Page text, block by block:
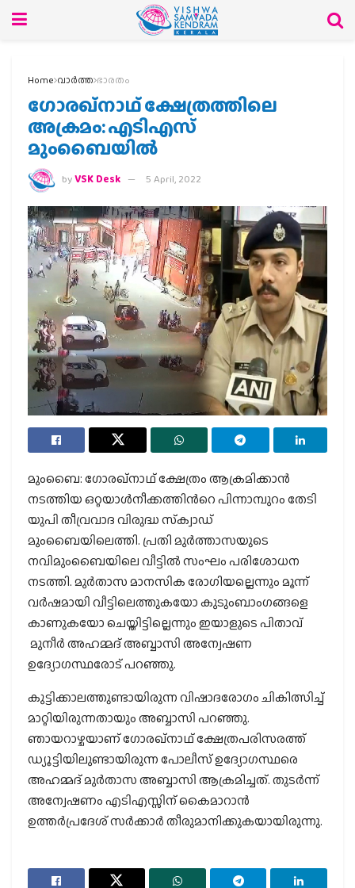
Home വാര്‍ത്ത ഭാരതം
ഗോരഖ്‌നാഥ് ക്ഷേത്രത്തിലെ
അക്രമം: എടിഎസ്
മുംബൈയില്‍
byVSK Desk 5 April, 2022
മുംബൈ: ഗോരഖ്നാഥ് ക്ഷേത്രം ആക്രമിക്കാന്‍
നടത്തിയ ഒറ്റയാള്‍നീക്കത്തിന്‍റെ പിന്നാമ്പുറം തേടി
യുപി തീവ്രവാദ വിരുദ്ധ സ്‌ക്വാഡ്
മുംബൈയിലെത്തി. പ്രതി മുര്‍ത്താസയുടെ
നവിമുംബൈയിലെ വീട്ടില്‍ സംഘം പരിശോധന
നടത്തി. മുര്‍താസ മാനസിക രോഗിയല്ലെന്നും മൂന്ന്
വര്‍ഷമായി വീട്ടിലെത്തുകയോ കുടുംബാംഗങ്ങളെ
കാണുകയോ ചെയ്തിട്ടില്ലെന്നും ഇയാളുടെ പിതാവ്
മുനീര്‍ അഹമ്മദ് അബ്ബാസി അന്വേഷണ
ഉദ്യോഗസ്ഥരോട് പറഞ്ഞു.
കുട്ടിക്കാലത്തുണ്ടായിരുന്ന വിഷാദരോഗം ചികിത്സിച്ച്
മാറ്റിയിരുന്നതായും അബ്ബാസി പറഞ്ഞു.
ഞായറാഴ്ചയാണ് ഗോരഖ്‌നാഥ് ക്ഷേത്രപരിസരത്ത്
ഡ്യൂട്ടിയിലുണ്ടായിരുന്ന പോലീസ് ഉദ്യോഗസ്ഥരെ
അഹമ്മദ് മുര്‍താസ അബ്ബാസി ആക്രമിച്ചത്. തുടര്‍ന്ന്
അന്വേഷണം എടിഎസ്സിന് കൈമാറാന്‍
ഉത്തര്‍പ്രദേശ് സര്‍ക്കാര്‍ തീരുമാനിക്കുകയായിരുന്നു.